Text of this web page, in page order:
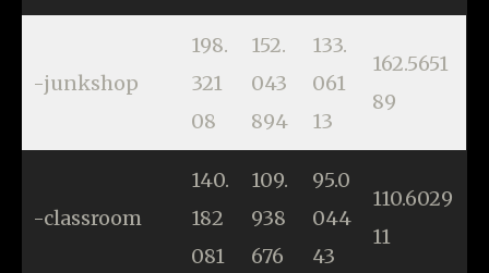
-junkshop
198.
321
08
152.
043
894
133.
061
13
162.5651
89
-classroom
140.
182
081
109.
938
676
95.0
044
43
110.6029
11